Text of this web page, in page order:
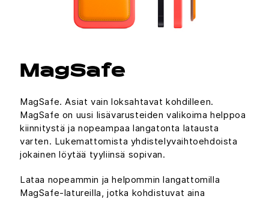
MagSafe
MagSafe. Asiat vain loksahtavat kohdilleen.
MagSafe on uusi lisävarusteiden valikoima helppoa
kiinnitystä ja nopeampaa langatonta latausta
varten. Lukemattomista yhdistelyvaihtoehdoista
jokainen löytää tyyliinsä sopivan.
Lataa nopeammin ja helpommin langattomilla
MagSafe-latureilla, jotka kohdistuvat aina